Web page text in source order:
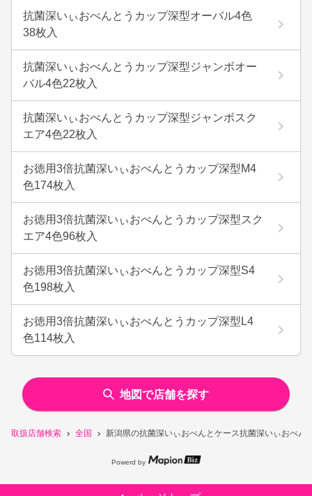
取扱店舗検索 全国 新潟県の抗菌深いぃおべんとケース抗菌深いぃおべ
抗菌深いぃおべんとうカップ深型オーバル4色
38枚入
抗菌深いぃおべんとうカップ深型ジャンボオー
バル4色22枚入
抗菌深いぃおべんとうカップ深型ジャンボスク
エア4色22枚入
お徳用3倍抗菌深いぃおべんとうカップ深型M4
色174枚入
お徳用3倍抗菌深いぃおべんとうカップ深型スク
エア4色96枚入
お徳用3倍抗菌深いぃおべんとうカップ深型S4
色198枚入
お徳用3倍抗菌深いぃおべんとうカップ深型L4
色114枚入
地図で店舗を探す
Powerd by